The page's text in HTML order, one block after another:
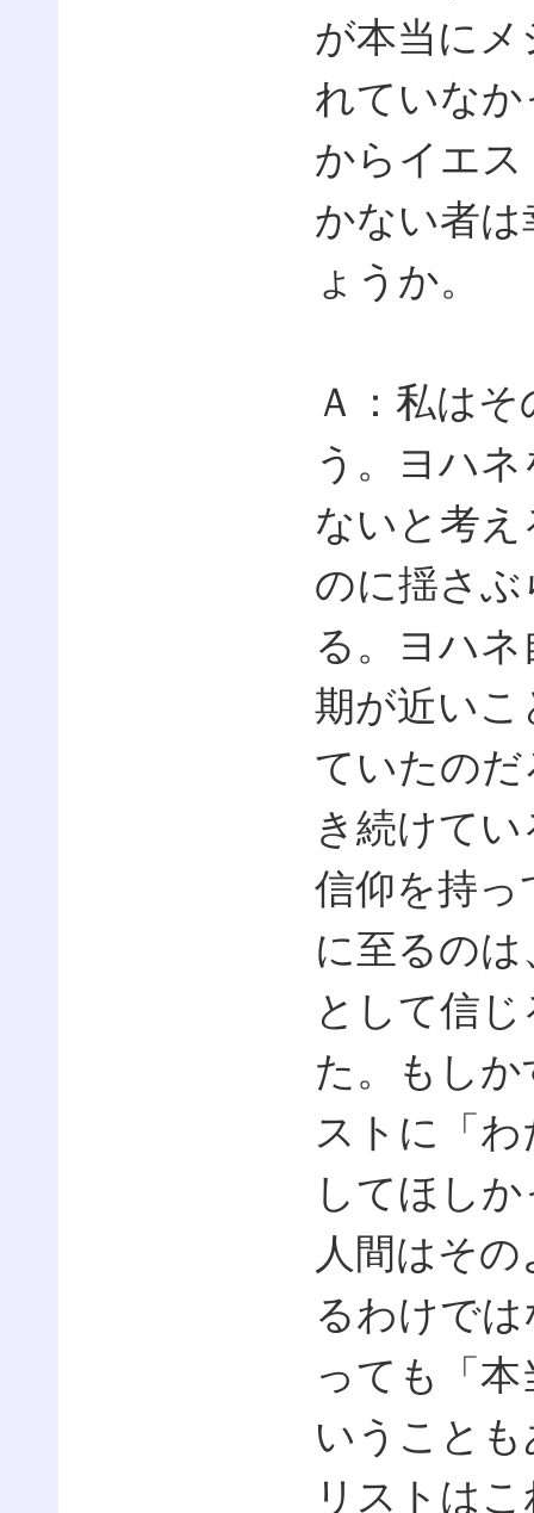
が本当に
れていな
からイエ
かない者
ょうか。
Ａ：私は
う。ヨハ
ないと考
のに揺さ
る。ヨハ
期が近いこ
ていたの
き続けて
信仰を持
に至るの
として信
た。もし
ストに「
してほし
人間はそ
るわけで
っても「
いうこと
リストは